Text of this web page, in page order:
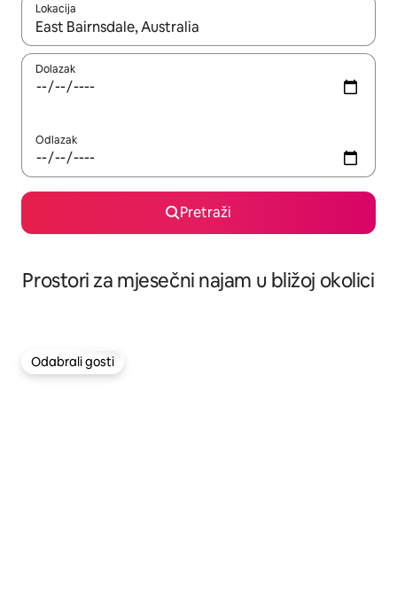
Lokacija
Kada budu dostupni rezultati, moći ćete ih pregledati
Dolazak
Odlazak
Pretraži
Prostori za mjesečni najam u bližoj okolici
Odabrali gosti
Odabrali gosti